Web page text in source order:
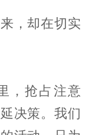
，却在切实
，抢占注意
决策。我们